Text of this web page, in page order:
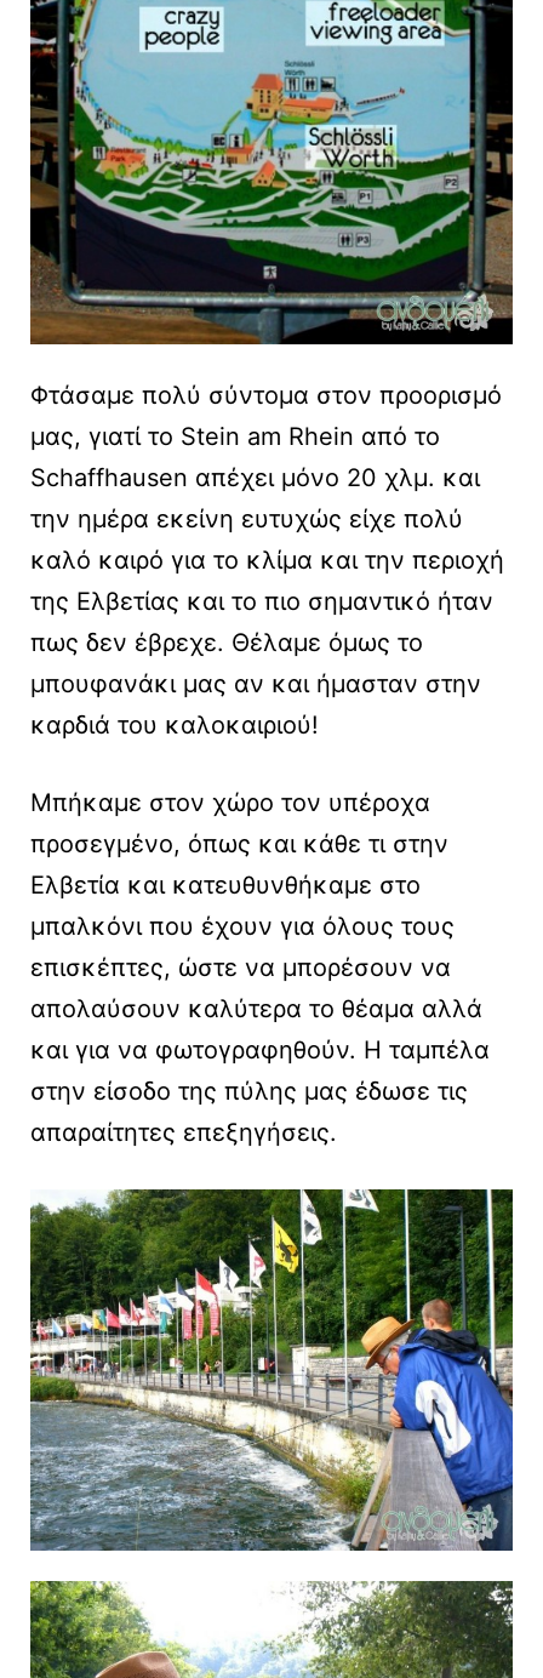
Φτάσαμε πολύ σύντομα στον προορισμό
μας, γιατί το Stein am Rhein από το
Schaffhausen απέχει μόνο 20 χλμ. και
την ημέρα εκείνη ευτυχώς είχε πολύ
καλό καιρό για το κλίμα και την περιοχή
της Ελβετίας και το πιο σημαντικό ήταν
πως δεν έβρεχε. Θέλαμε όμως το
μπουφανάκι μας αν και ήμασταν στην
καρδιά του καλοκαιριού!
Μπήκαμε στον χώρο τον υπέροχα
προσεγμένο, όπως και κάθε τι στην
Ελβετία και κατευθυνθήκαμε στο
μπαλκόνι που έχουν για όλους τους
επισκέπτες, ώστε να μπορέσουν να
απολαύσουν καλύτερα το θέαμα αλλά
και για να φωτογραφηθούν. Η ταμπέλα
στην είσοδο της πύλης μας έδωσε τις
απαραίτητες επεξηγήσεις.